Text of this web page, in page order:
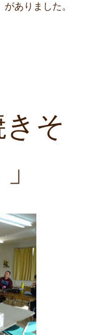
がありました。
きそ